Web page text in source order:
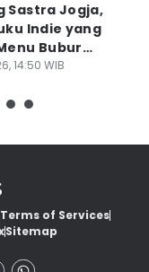
Sastra Jogja,
Indie yang
Bubur
14:50 WIB
Terms of Services
Sitemap